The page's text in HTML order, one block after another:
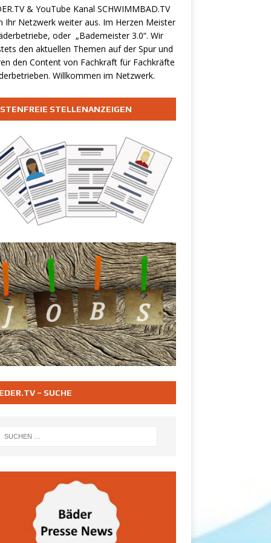
& YouTube Kanal SCHWIMMBAD.TV
Ihr Netzwerk weiter aus. Im Herzen Meister
oder „Bademeister 3.0“. Wir
den aktuellen Themen auf der Spur und
den Content von Fachkraft für Fachkräfte
Willkommen im Netzwerk.
STELLENANZEIGEN
– SUCHE